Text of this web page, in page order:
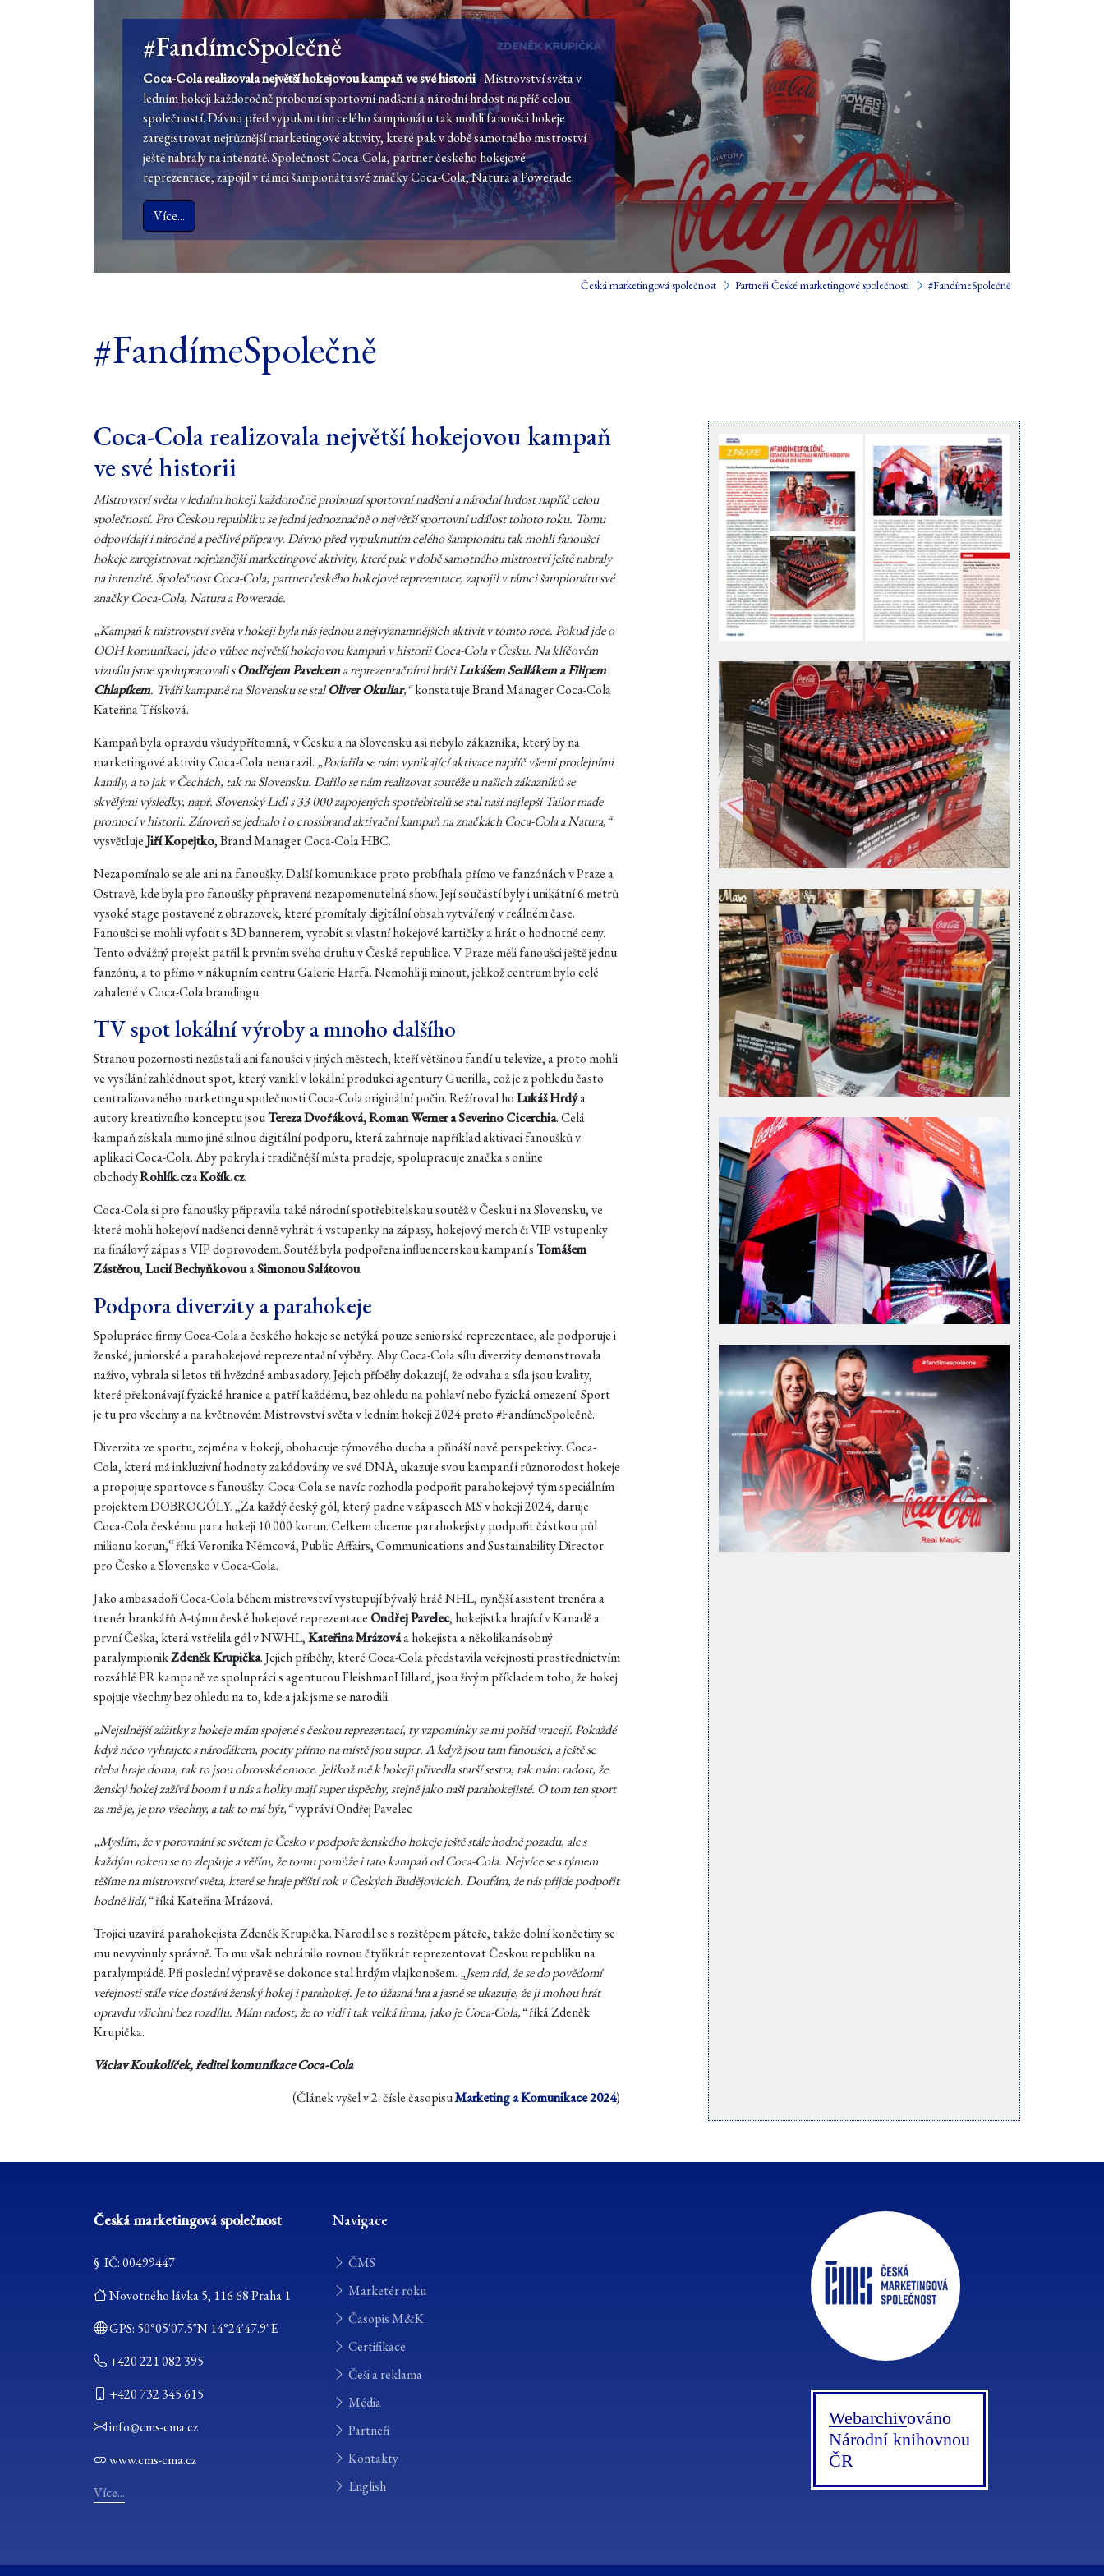
#FandímeSpolečně
Coca-Cola realizovala největší hokejovou kampaň ve své historii- Mistrovství světa v
ledním hokeji každoročně probouzí sportovní nadšení a národní hrdost napříč celou
společností. Dávno před vypuknutím celého šampionátu tak mohli fanoušci hokeje
zaregistrovat nejrůznější marketingové aktivity, které pak v době samotného mistroství
ještě nabraly na intenzitě. Společnost Coca-Cola, partner českého hokejové
reprezentace, zapojil v rámci šampionátu své značky Coca-Cola, Natura a Powerade.
Více...
Česká marketingová společnost Partneři České marketingové společnosti #FandímeSpolečně
#FandímeSpolečně
Coca-Cola realizovala největší hokejovou kampaň
ve své historii
Mistrovství světa v ledním hokeji každoročně probouzí sportovní nadšení a národní hrdost napříč celou
společností. Pro Českou republiku se jedná jednoznačně o největší sportovní událost tohoto roku. Tomu
odpovídají i náročné a pečlivé přípravy. Dávno před vypuknutím celého šampionátu tak mohli fanoušci
hokeje zaregistrovat nejrůznější marketingové aktivity, které pak v době samotného mistroství ještě nabraly
na intenzitě. Společnost Coca-Cola, partner českého hokejové reprezentace, zapojil v rámci šampionátu své
značky Coca-Cola, Natura a Powerade.
„Kampaň k mistrovství světa v hokeji byla nás jednou z nejvýznamnějších aktivit v tomto roce. Pokud jde o
OOH komunikaci, jde o vůbec největší hokejovou kampaň v historii Coca-Cola v Česku. Na klíčovém
vizuálu jsme spolupracovali sOndřejem Pavelcema reprezentačními hráčiLukášem Sedlákem a Filipem
Chlapíkem. Tváří kampaně na Slovensku se stalOliver Okuliar,“konstatuje Brand Manager Coca-Cola
Kateřina Třísková.
Kampaň byla opravdu všudypřítomná, v Česku a na Slovensku asi nebylo zákazníka, který by na
marketingové aktivity Coca-Cola nenarazil. „Podařila se nám vynikající aktivace napříč všemi prodejními
kanály, a to jak v Čechách, tak na Slovensku. Dařilo se nám realizovat soutěže u našich zákazníků se
skvělými výsledky, např. Slovenský Lidl s 33 000 zapojených spotřebitelů se stal naší nejlepší Tailor made
promocí v historii. Zároveň se jednalo i o crossbrand aktivační kampaň na značkách Coca-Cola a Natura,“
vysvětlujeJiří Kopejtko, Brand Manager Coca-Cola HBC.
Nezapomínalo se ale ani na fanoušky. Další komunikace proto probíhala přímo ve fanzónách v Praze a
Ostravě, kde byla pro fanoušky připravená nezapomenutelná show. Její součástí byly i unikátní 6 metrů
vysoké stage postavené z obrazovek, které promítaly digitální obsah vytvářený v reálném čase.
Fanoušci se mohli vyfotit s 3D bannerem, vyrobit si vlastní hokejové kartičky a hrát o hodnotné ceny.
Tento odvážný projekt patřil k prvním svého druhu v České republice. V Praze měli fanoušci ještě jednu
fanzónu, a to přímo v nákupním centru Galerie Harfa. Nemohli ji minout, jelikož centrum bylo celé
zahalené v Coca-Cola brandingu.
TV spot lokální výroby a mnoho dalšího
Stranou pozornosti nezůstali ani fanoušci v jiných městech, kteří většinou fandí u televize, a proto mohli
ve vysílání zahlédnout spot, který vznikl v lokální produkci agentury Guerilla, což je z pohledu často
centralizovaného marketingu společnosti Coca-Cola originální počin. Režíroval hoLukáš Hrdýa
autory kreativního konceptu jsouTereza Dvořáková, Roman Werner a Severino Cicerchia. Celá
kampaň získala mimo jiné silnou digitální podporu, která zahrnuje například aktivaci fanoušků v
aplikaci Coca-Cola. Aby pokryla i tradičnější místa prodeje, spolupracuje značka s online
obchodyRohlík.czaKošík.cz.
Coca-Cola si pro fanoušky připravila také národní spotřebitelskou soutěž v Česku i na Slovensku, ve
které mohli hokejoví nadšenci denně vyhrát 4 vstupenky na zápasy, hokejový merch či VIP vstupenky
na finálový zápas s VIP doprovodem. Soutěž byla podpořena influencerskou kampaní sTomášem
Zástěrou,Lucií BechyňkovouaSimonou Salátovou.
Podpora diverzity a parahokeje
Spolupráce firmy Coca-Cola a českého hokeje se netýká pouze seniorské reprezentace, ale podporuje i
ženské, juniorské a parahokejové reprezentační výběry. Aby Coca-Cola sílu diverzity demonstrovala
naživo, vybrala si letos tři hvězdné ambasadory. Jejich příběhy dokazují, že odvaha a síla jsou kvality,
které překonávají fyzické hranice a patří každému, bez ohledu na pohlaví nebo fyzická omezení. Sport
je tu pro všechny a na květnovém Mistrovství světa v ledním hokeji 2024 proto #FandímeSpolečně.
Diverzita ve sportu, zejména v hokeji, obohacuje týmového ducha a přináší nové perspektivy. Coca-
Cola, která má inkluzivní hodnoty zakódovány ve své DNA, ukazuje svou kampaní i různorodost hokeje
a propojuje sportovce s fanoušky. Coca-Cola se navíc rozhodla podpořit parahokejový tým speciálním
projektem DOBROGÓLY. „Za každý český gól, který padne v zápasech MS v hokeji 2024, daruje
Coca-Cola českému para hokeji 10 000 korun. Celkem chceme parahokejisty podpořit částkou půl
milionu korun,“ říká Veronika Němcová, Public Affairs, Communications and Sustainability Director
pro Česko a Slovensko v Coca-Cola.
Jako ambasadoři Coca-Cola během mistrovství vystupují bývalý hráč NHL, nynější asistent trenéra a
trenér brankářů A-týmu české hokejové reprezentace Ondřej Pavelec, hokejistka hrající v Kanadě a
první Češka, která vstřelila gól v NWHL,Kateřina Mrázováa hokejista a několikanásobný
paralympionikZdeněk Krupička. Jejich příběhy, které Coca-Cola představila veřejnosti prostřednictvím
rozsáhlé PR kampaně ve spolupráci s agenturou FleishmanHillard, jsou živým příkladem toho, že hokej
spojuje všechny bez ohledu na to, kde a jak jsme se narodili.
„Nejsilnější zážitky z hokeje mám spojené s českou reprezentací, ty vzpomínky se mi pořád vracejí. Pokaždé
když něco vyhrajete s nároďákem, pocity přímo na místě jsou super. A když jsou tam fanoušci, a ještě se
třeba hraje doma, tak to jsou obrovské emoce. Jelikož mě k hokeji přivedla starší sestra, tak mám radost, že
ženský hokej zažívá boom i u nás a holky mají super úspěchy, stejně jako naši parahokejisté. O tom ten sport
za mě je, je pro všechny, a tak to má být,“vypráví Ondřej Pavelec
„Myslím, že v porovnání se světem je Česko v podpoře ženského hokeje ještě stále hodně pozadu, ale s
každým rokem se to zlepšuje a věřím, že tomu pomůže i tato kampaň od Coca-Cola. Nejvíce se s týmem
těšíme na mistrovství světa, které se hraje příští rok v Českých Budějovicích. Doufám, že nás přijde podpořit
hodně lidí,“říká Kateřina Mrázová.
Trojici uzavírá parahokejista Zdeněk Krupička. Narodil se s rozštěpem páteře, takže dolní končetiny se
mu nevyvinuly správně. To mu však nebránilo rovnou čtyřikrát reprezentovat Českou republiku na
paralympiádě. Při poslední výpravě se dokonce stal hrdým vlajkonošem. „Jsem rád, že se do povědomí
veřejnosti stále více dostává ženský hokej i parahokej. Je to úžasná hra a jasně se ukazuje, že ji mohou hrát
opravdu všichni bez rozdílu. Mám radost, že to vidí i tak velká firma, jako je Coca-Cola,“říká Zdeněk
Krupička.
Václav Koukolíček,ředitel komunikace Coca-Cola
(Článek vyšel v 2. čísle časopisuMarketing a Komunikace 2024)
Česká marketingová společnost
§ IČ: 00499447
Novotného lávka 5, 116 68 Praha 1
GPS: 50°05'07.5"N 14°24'47.9"E
+420 221 082 395
+420 732 345 615
info@cms-cma.cz
www.cms-cma.cz
Více...
Navigace
ČMS
Marketér roku
Časopis M&K
Certifikace
Češi a reklama
Média
Partneři
Kontakty
English
Webarchivováno
Národní knihovnou
ČR